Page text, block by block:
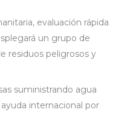
evaluación rápida
un grupo de
residuos peligrosos y
suministrando agua
internacional por